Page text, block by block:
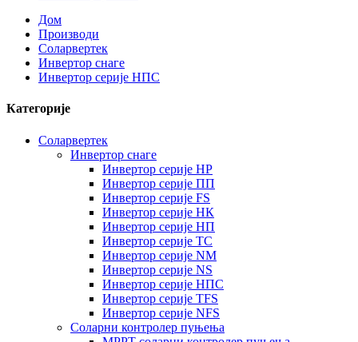
Дом
Производи
Соларвертек
Инвертор снаге
Инвертор серије НПС
Категорије
Соларвертек
Инвертор снаге
Инвертор серије HP
Инвертор серије ПП
Инвертор серије FS
Инвертор серије НК
Инвертор серије НП
Инвертор серије ТС
Инвертор серије NM
Инвертор серије NS
Инвертор серије НПС
Инвертор серије TFS
Инвертор серије NFS
Соларни контролер пуњења